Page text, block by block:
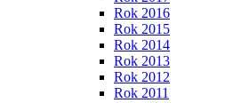
Rok 2016
Rok 2015
Rok 2014
Rok 2013
Rok 2012
Rok 2011